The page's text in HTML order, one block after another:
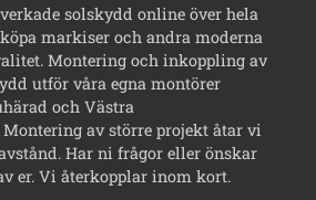
solskydd online över hela
markiser och andra moderna
Montering och inkoppling av
utför våra egna montörer
och Västra
Montering av större projekt åtar vi
Har ni frågor eller önskar
er. Vi återkopplar inom kort.